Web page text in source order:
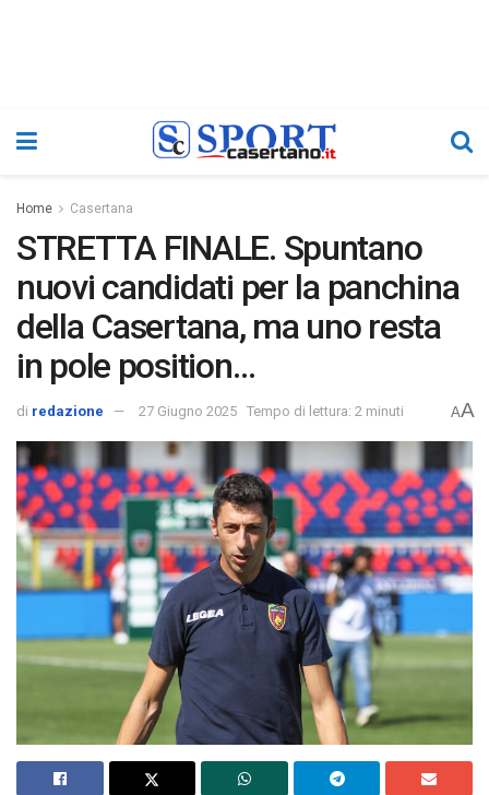
Home Casertana
STRETTA FINALE. Spuntano
nuovi candidati per la panchina
della Casertana, ma uno resta
in pole position…
di redazione 27 Giugno 2025 Tempo di lettura: 2 minuti AA